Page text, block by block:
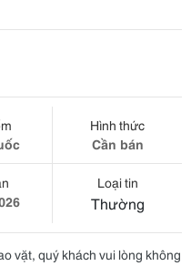
Hình thức
Cần bán
Loại tin
Thường
vặt, quý khách vui lòng không